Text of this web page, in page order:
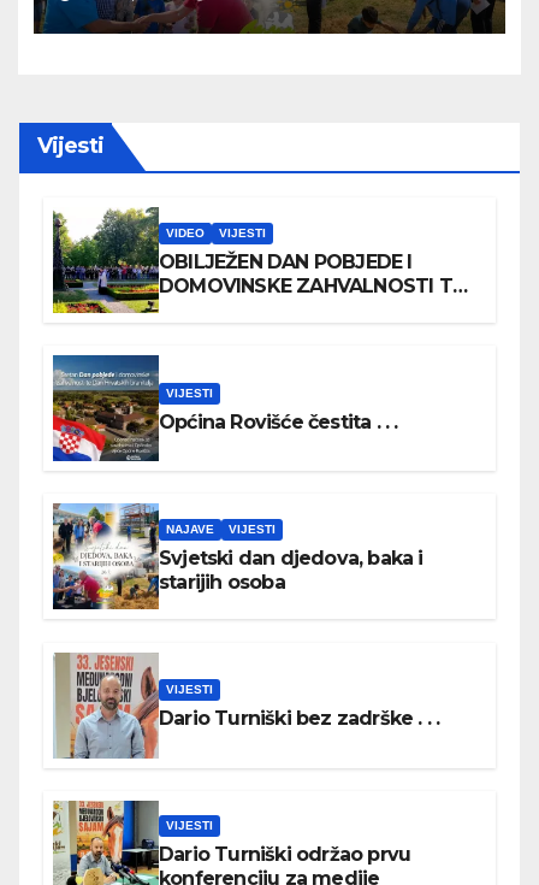
Vijesti
VIDEO VIJESTI
OBILJEŽEN DAN POBJEDE I
DOMOVINSKE ZAHVALNOSTI TE
VIJESTI
Općina Rovišće čestita . . .
NAJAVE VIJESTI
Svjetski dan djedova, baka i
starijih osoba
VIJESTI
Dario Turniški bez zadrške . . .
VIJESTI
Dario Turniški održao prvu
konferenciju za medije